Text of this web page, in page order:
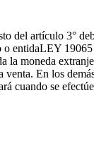
del artículo 3°
o entidaLEY 19065
la moneda
venta. En los
cuando se